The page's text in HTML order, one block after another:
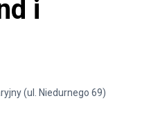
i
(ul. Niedurnego 69)